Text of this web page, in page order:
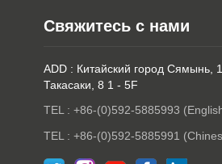
Свяжитесь с нами
ADD : Китайский город Сямынь,
Такасаки, 8 1 - 5F
TEL : +86-(0)592-5885993
TEL : +86-(0)592-5885991